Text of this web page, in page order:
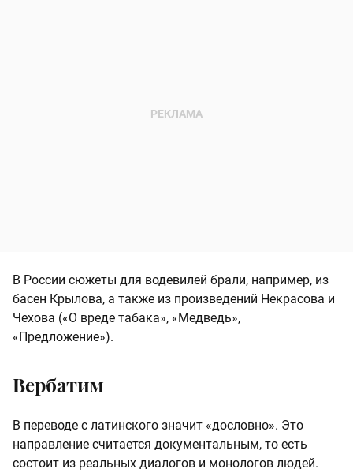
В России сюжеты для водевилей брали, например, из
басен Крылова, а также из произведений Некрасова и
Чехова («О вреде табака», «Медведь»,
«Предложение»).
Вербатим
В переводе с латинского значит «дословно». Это
направление считается документальным, то есть
состоит из реальных диалогов и монологов людей.